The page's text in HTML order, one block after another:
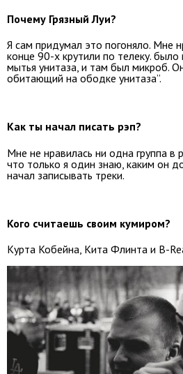
Почему Грязный Луи?
Я сам придумал это погоняло. Мне
конце 90-х крутили по телеку.
мытья унитаза, и там был микроб.
обитающий на ободке унитаза”.
Как ты начал писать рэп?
Мне не нравилась ни одна группа в
что только я один знаю, каким он
начал записывать треки.
Кого считаешь своим кумиром?
Курта Кобейна, Кита Флинта и B-